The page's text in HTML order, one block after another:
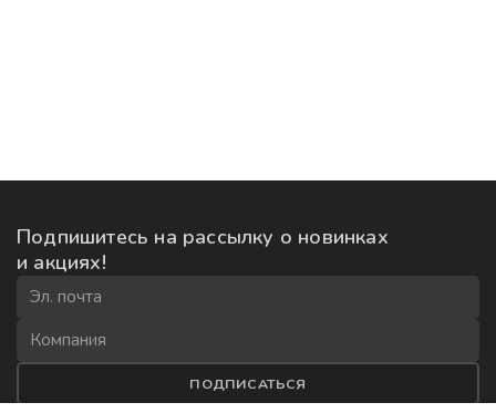
Подпишитесь на рассылку о новинках
и акциях!
ПОДПИСАТЬСЯ